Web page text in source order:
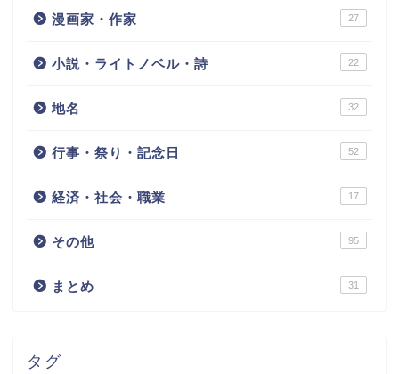
漫画家・作家 27
小説・ライトノベル・詩 22
地名 32
行事・祭り・記念日 52
経済・社会・職業 17
その他 95
まとめ 31
タグ